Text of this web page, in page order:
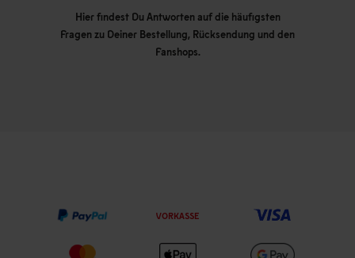
Hier findest Du Antworten auf die häufigsten
Fragen zu Deiner Bestellung, Rücksendung und den
Fanshops.
VORKASSE